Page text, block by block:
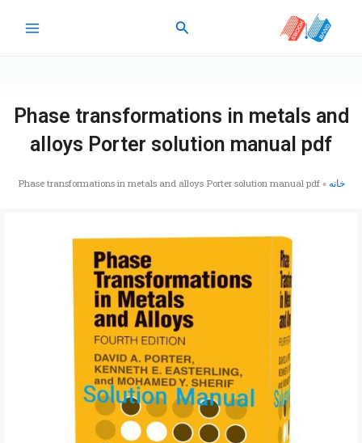
جستجو
Phase transformations in metals and
alloys Porter solution manual pdf
خانه »
Phase transformations in metals and alloys Porter solution manual pdf